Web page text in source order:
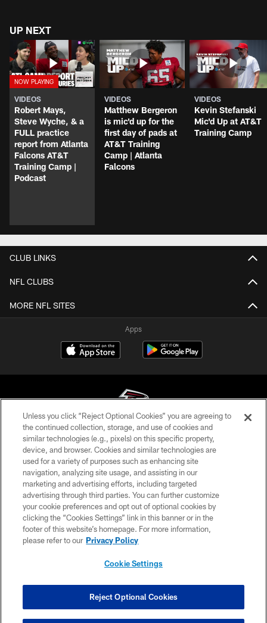
UP NEXT
VIDEOS
Robert Mays,
Steve Wyche, & a
FULL practice
report from Atlanta
Falcons AT&T
Training Camp |
Podcast
VIDEOS
Matthew Bergeron
is mic'd up for the
first day of pads at
AT&T Training
Camp | Atlanta
Falcons
VIDEOS
Kevin Stefanski
Mic'd Up at AT&T
Training Camp
CLUB LINKS
NFL CLUBS
MORE NFL SITES
Apps
© Atlanta Falcons Football Club - 2026
PRIVACY POLICY
EMPLOYMENT
FAQ
MEDIA
ACCESSIBILITY
COOKIE SETTINGS
Unless you click “Reject Optional Cookies” you are agreeing to
the continued collection, storage, and use of cookies and
similar technologies (e.g., pixels) on this specific property,
device, and browser. Cookies and similar technologies are
used for a variety of purposes such as enhancing site
navigation, analyzing site usage, and assisting in our
marketing and advertising efforts, including targeted
advertising through third parties. You can further customize
your cookie preferences and opt out of optional cookies by
clicking the “Cookies Settings” link in this banner or in the
footer of this website’s homepage. For more information,
please refer to our Privacy Policy
Cookie Settings
Reject Optional Cookies